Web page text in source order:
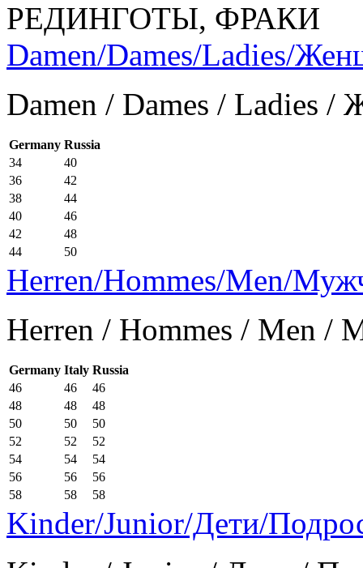
РЕДИНГОТЫ, ФРАКИ
Damen/Dames/Ladies/
Damen / Dames / Ladies
Germany Russia
34
40
36
42
38
44
40
46
42
48
44
50
Herren/Hommes/Men/
Herren / Hommes / Men /
Germany Italy Russia
46
46
46
48
48
48
50
50
50
52
52
52
54
54
54
56
56
56
58
58 58
Kinder/Junior/Дети/